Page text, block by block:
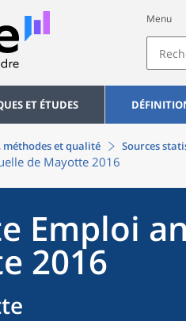
Menu
ET ÉTUDES
et qualité Sources
de Mayotte 2016
Emploi
2016